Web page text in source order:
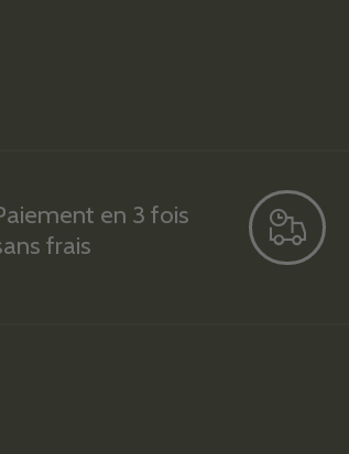
en 3 fois
frais